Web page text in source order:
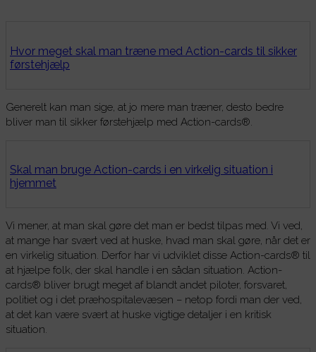
Hvor meget skal man træne med Action-cards til sikker
førstehjælp
Generelt kan man sige, at jo mere man træner, desto bedre
bliver man til sikker førstehjælp med Action-cards®.
Skal man bruge Action-cards i en virkelig situation i
hjemmet
Vi mener, at man skal gøre det man er bedst tilpas med. Vi ved,
at mange har svært ved at huske, hvad man skal gøre, når det er
en virkelig situation. Derfor har vi udviklet disse Action-cards® til
at hjælpe folk, der skal handle i en sådan situation. Action-
cards® bliver brugt meget af blandt andet piloter, forsvaret,
politiet og i det præhospitalevæsen – netop fordi man der ved,
at det kan være svært at huske vigtige detaljer i en kritisk
situation.